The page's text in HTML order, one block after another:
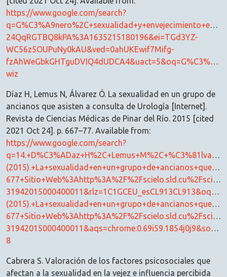
https://www.google.com/search?
24QqRGTBQ8kPA%3A1635215180196&ei=TGd3YZ-
WC56z5OUPuNy0kAU&ved=0ahUKEwif7Mifg-
wiz
Díaz H, Lemus N, Álvarez Ó. La sexualidad en un grupo de
ancianos que asisten a consulta de Urología [Internet].
Revista de Ciencias Médicas de Pinar del Río. 2015 [cited
2021 Oct 24]. p. 667–77. Available from:
https://www.google.com/search?
8
Cabrera S. Valoración de los factores psicosociales que
afectan a la sexualidad en la vejez e influencia percibida